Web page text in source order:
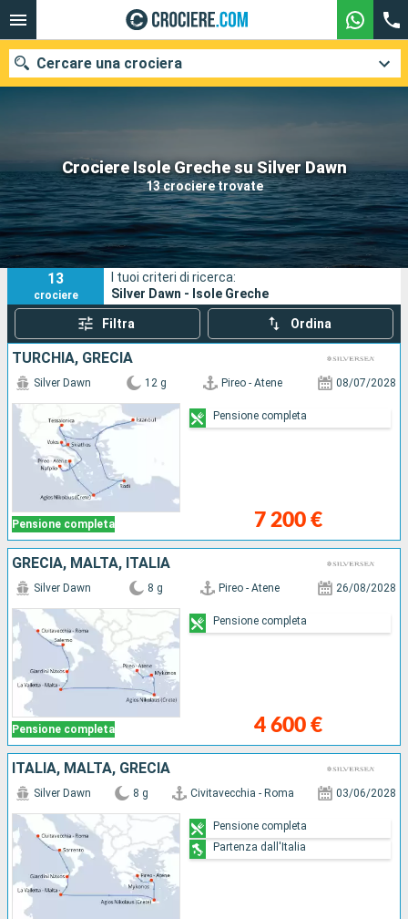
Crociere Isole Greche su Silver Dawn
13 crociere trovate
Cercare una crociera
Le nostre destinazioni
Mesi di partenza
Porti Compagnie
Ricerca
13
crociere
I tuoi criteri di ricerca:
Silver Dawn - Isole Greche
Filtra Ordina
TURCHIA, GRECIA
Pensione completa
Silver Dawn 12 g Pireo - Atene 08/07/2028
7 200 €
Pensione completa
GRECIA, MALTA, ITALIA
Pensione completa
Silver Dawn 8 g Pireo - Atene 26/08/2028
4 600 €
Pensione completa
ITALIA, MALTA, GRECIA
Silver Dawn 8 g Civitavecchia - Roma 03/06/2028
Pensione completa
Partenza dall'Italia